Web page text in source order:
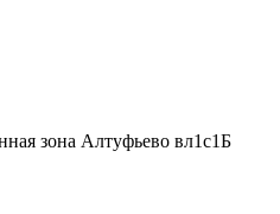
зона Алтуфьево вл1с1Б